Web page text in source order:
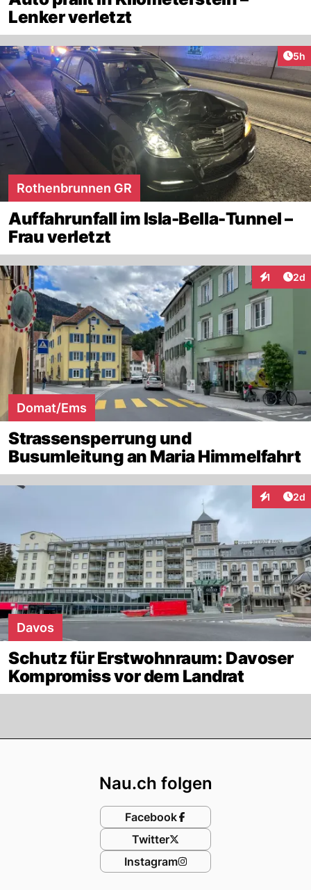
Lenker verletzt
5h
Rothenbrunnen GR
Auffahrunfall im Isla-Bella-Tunnel –
Frau verletzt
1 2d
Domat/Ems
Strassensperrung und
Busumleitung an Maria Himmelfahrt
1 2d
Davos
Schutz für Erstwohnraum: Davoser
Kompromiss vor dem Landrat
Nau.ch folgen
Facebook
Twitter
Instagram